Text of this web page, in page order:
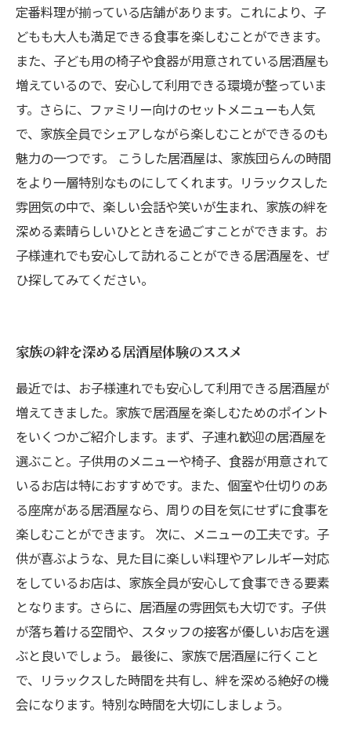
定番料理が揃っている店舗があります。これにより、子
どもも大人も満足できる食事を楽しむことができます。
また、子ども用の椅子や食器が用意されている居酒屋も
増えているので、安心して利用できる環境が整っていま
す。さらに、ファミリー向けのセットメニューも人気
で、家族全員でシェアしながら楽しむことができるのも
魅力の一つです。 こうした居酒屋は、家族団らんの時間
をより一層特別なものにしてくれます。リラックスした
雰囲気の中で、楽しい会話や笑いが生まれ、家族の絆を
深める素晴らしいひとときを過ごすことができます。お
子様連れでも安心して訪れることができる居酒屋を、ぜ
ひ探してみてください。
家族の絆を深める居酒屋体験のススメ
最近では、お子様連れでも安心して利用できる居酒屋が
増えてきました。家族で居酒屋を楽しむためのポイント
をいくつかご紹介します。まず、子連れ歓迎の居酒屋を
選ぶこと。子供用のメニューや椅子、食器が用意されて
いるお店は特におすすめです。また、個室や仕切りのあ
る座席がある居酒屋なら、周りの目を気にせずに食事を
楽しむことができます。 次に、メニューの工夫です。子
供が喜ぶような、見た目に楽しい料理やアレルギー対応
をしているお店は、家族全員が安心して食事できる要素
となります。さらに、居酒屋の雰囲気も大切です。子供
が落ち着ける空間や、スタッフの接客が優しいお店を選
ぶと良いでしょう。 最後に、家族で居酒屋に行くこと
で、リラックスした時間を共有し、絆を深める絶好の機
会になります。特別な時間を大切にしましょう。